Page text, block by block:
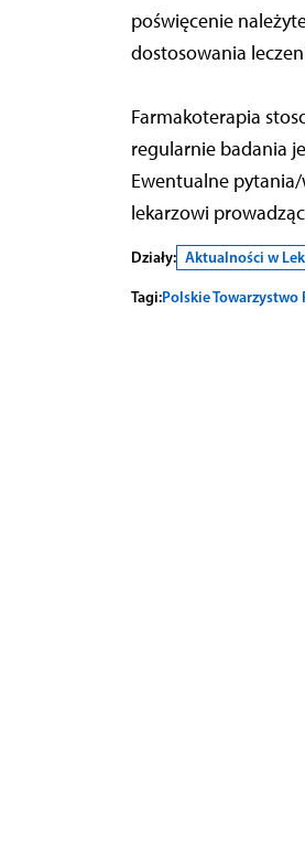
poświęcenie
dostosowania
Farmakoterapia
regularnie badania
Ewentualne
lekarzowi
Działy: Aktualności w
Tagi:Polskie Towarzystwo